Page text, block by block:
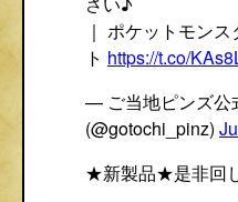
｜ ポケットモン
ト https://t.co/
— ご当地ピンズ公
(@gotochi_pinz)
★新製品★是非回